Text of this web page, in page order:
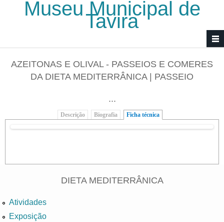
Passar para o conteúdo principal
Museu Municipal de
Tavira
AZEITONAS E OLIVAL - PASSEIOS E COMERES
DA DIETA MEDITERRÂNICA | PASSEIO
...
Descrição Biografia Ficha técnica
DIETA MEDITERRÂNICA
Atividades
Exposição